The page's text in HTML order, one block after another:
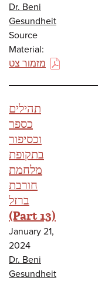
Dr. Beni
Gesundheit
Source
Material:
מזמור צט
(PDF)
תהילים
כספר
וכסיפור
בתקופת
מלחמת
חורבת
ברזל
(Part 13)
January 21,
2024
Dr. Beni
Gesundheit